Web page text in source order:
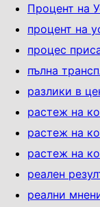
Процент на
процент на
процес
пълна
разлики в
растеж на
растеж на
растеж на
реален
реални